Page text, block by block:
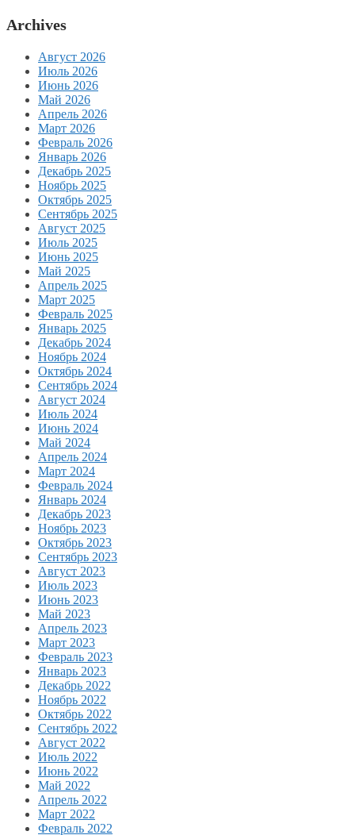
Archives
Август 2026
Июль 2026
Июнь 2026
Май 2026
Апрель 2026
Март 2026
Февраль 2026
Январь 2026
Декабрь 2025
Ноябрь 2025
Октябрь 2025
Сентябрь 2025
Август 2025
Июль 2025
Июнь 2025
Май 2025
Апрель 2025
Март 2025
Февраль 2025
Январь 2025
Декабрь 2024
Ноябрь 2024
Октябрь 2024
Сентябрь 2024
Август 2024
Июль 2024
Июнь 2024
Май 2024
Апрель 2024
Март 2024
Февраль 2024
Январь 2024
Декабрь 2023
Ноябрь 2023
Октябрь 2023
Сентябрь 2023
Август 2023
Июль 2023
Июнь 2023
Май 2023
Апрель 2023
Март 2023
Февраль 2023
Январь 2023
Декабрь 2022
Ноябрь 2022
Октябрь 2022
Сентябрь 2022
Август 2022
Июль 2022
Июнь 2022
Май 2022
Апрель 2022
Март 2022
Февраль 2022